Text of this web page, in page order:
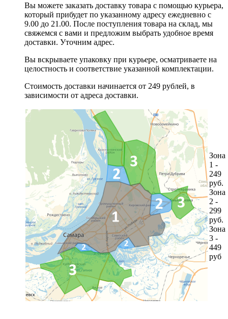
Вы можете заказать доставку товара с помощью курьера,
который прибудет по указанному адресу ежедневно с
9.00 до 21.00. После поступления товара на склад, мы
свяжемся с вами и предложим выбрать удобное время
доставки. Уточним адрес.
Вы вскрываете упаковку при курьере, осматриваете на
целостность и соответствие указанной комплектации.
Стоимость доставки начинается от 249 рублей, в
зависимости от адреса доставки.
Зона
1 -
249
руб.
Зона
2 -
299
руб.
Зона
3 -
449
руб